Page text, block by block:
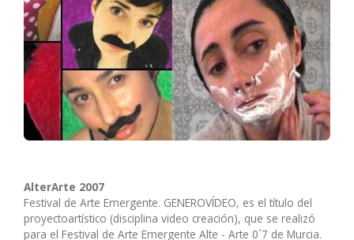
AlterArte 2007
Festival de Arte Emergente. GENEROVÍDEO, es el título del
proyectoartístico (disciplina video creación), que se realizó
para el Festival de Arte Emergente Alte - Arte 0´7 de Murcia.